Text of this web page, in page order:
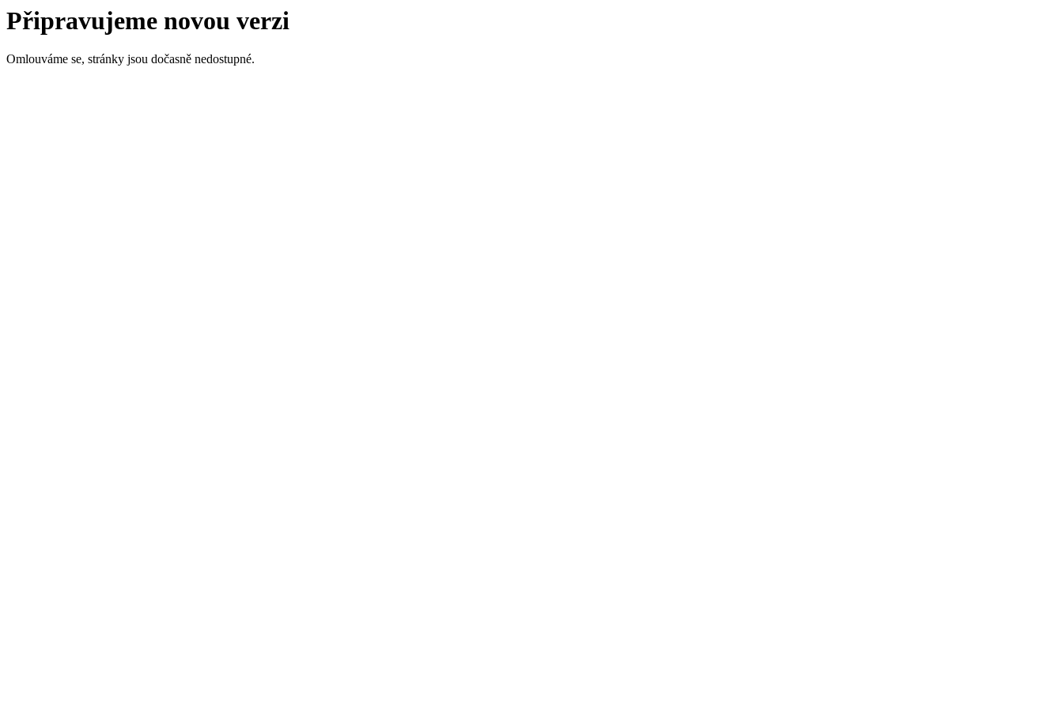
Připravujeme novou verzi
Omlouváme se, stránky jsou dočasně nedostupné.